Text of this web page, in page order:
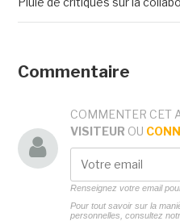
Commentaire
COMMENTER CET
VISITEUR OU
Renseignez votre email
Pour tout savoir sur la
personnelles, consultez